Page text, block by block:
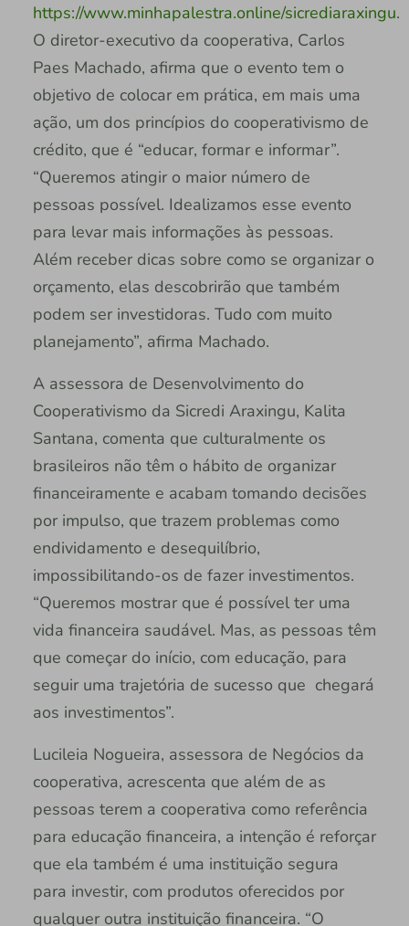
https://www.minhapalestra.online/sicrediaraxingu.
O diretor-executivo da cooperativa, Carlos
Paes Machado, afirma que o evento tem o
objetivo de colocar em prática, em mais uma
ação, um dos princípios do cooperativismo de
crédito, que é “educar, formar e informar”.
“Queremos atingir o maior número de
pessoas possível. Idealizamos esse evento
para levar mais informações às pessoas.
Além receber dicas sobre como se organizar o
orçamento, elas descobrirão que também
podem ser investidoras. Tudo com muito
planejamento”, afirma Machado.
A assessora de Desenvolvimento do
Cooperativismo da Sicredi Araxingu, Kalita
Santana, comenta que culturalmente os
brasileiros não têm o hábito de organizar
financeiramente e acabam tomando decisões
por impulso, que trazem problemas como
endividamento e desequilíbrio,
impossibilitando-os de fazer investimentos.
“Queremos mostrar que é possível ter uma
vida financeira saudável. Mas, as pessoas têm
que começar do início, com educação, para
seguir uma trajetória de sucesso que chegará
aos investimentos”.
Lucileia Nogueira, assessora de Negócios da
cooperativa, acrescenta que além de as
pessoas terem a cooperativa como referência
para educação financeira, a intenção é reforçar
que ela também é uma instituição segura
para investir, com produtos oferecidos por
qualquer outra instituição financeira. “O